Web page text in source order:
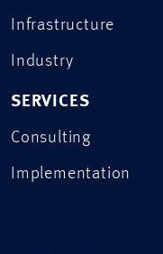
Infrastructure
Industry
SERVICES
Consulting
Implementation